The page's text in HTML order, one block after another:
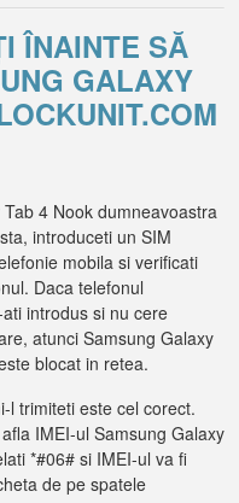
ÎNAINTE SĂ
GALAXY
4 Nook dumneavoastra
introduceti un SIM
mobila si verificati
Daca telefonul
introdus si nu cere
atunci Samsung Galaxy
blocat in retea.
l trimiteti este cel corect.
IMEI-ul Samsung Galaxy
*#06# si IMEI-ul va fi
de pe spatele